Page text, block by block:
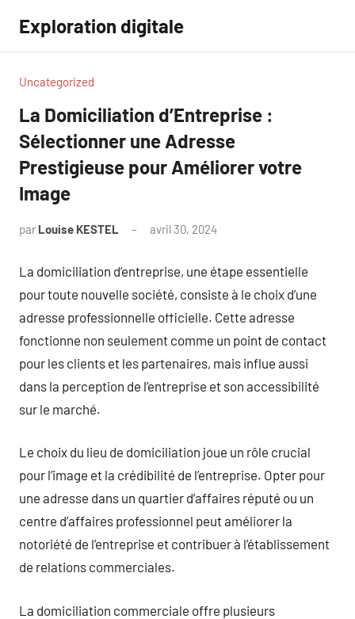
contenu
Exploration digitale
Uncategorized
La Domiciliation d’Entreprise :
Sélectionner une Adresse
Prestigieuse pour Améliorer votre
Image
par Louise KESTEL avril 30, 2024
La domiciliation d’entreprise, une étape essentielle
pour toute nouvelle société, consiste à le choix d’une
adresse professionnelle officielle. Cette adresse
fonctionne non seulement comme un point de contact
pour les clients et les partenaires, mais influe aussi
dans la perception de l’entreprise et son accessibilité
sur le marché.
Le choix du lieu de domiciliation joue un rôle crucial
pour l’image et la crédibilité de l’entreprise. Opter pour
une adresse dans un quartier d’affaires réputé ou un
centre d’affaires professionnel peut améliorer la
notoriété de l’entreprise et contribuer à l’établissement
de relations commerciales.
La domiciliation commerciale offre plusieurs